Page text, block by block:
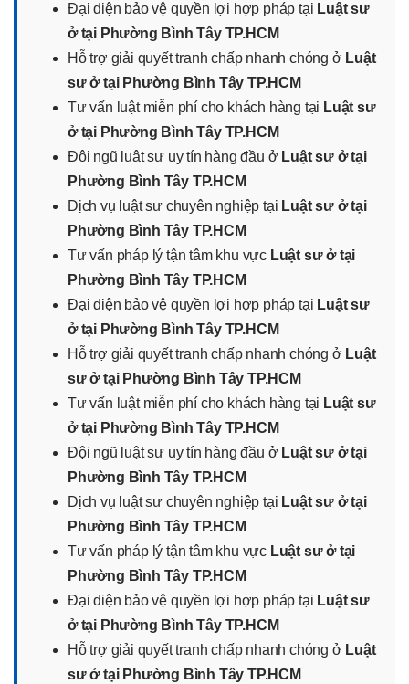
Đại diện bảo vệ quyền lợi hợp pháp tại Luật sư
ở tại Phường Bình Tây TP.HCM
Hỗ trợ giải quyết tranh chấp nhanh chóng ở Luật
sư ở tại Phường Bình Tây TP.HCM
Tư vấn luật miễn phí cho khách hàng tại Luật sư
ở tại Phường Bình Tây TP.HCM
Đội ngũ luật sư uy tín hàng đầu ở Luật sư ở tại
Phường Bình Tây TP.HCM
Dịch vụ luật sư chuyên nghiệp tại Luật sư ở tại
Phường Bình Tây TP.HCM
Tư vấn pháp lý tận tâm khu vực Luật sư ở tại
Phường Bình Tây TP.HCM
Đại diện bảo vệ quyền lợi hợp pháp tại Luật sư
ở tại Phường Bình Tây TP.HCM
Hỗ trợ giải quyết tranh chấp nhanh chóng ở Luật
sư ở tại Phường Bình Tây TP.HCM
Tư vấn luật miễn phí cho khách hàng tại Luật sư
ở tại Phường Bình Tây TP.HCM
Đội ngũ luật sư uy tín hàng đầu ở Luật sư ở tại
Phường Bình Tây TP.HCM
Dịch vụ luật sư chuyên nghiệp tại Luật sư ở tại
Phường Bình Tây TP.HCM
Tư vấn pháp lý tận tâm khu vực Luật sư ở tại
Phường Bình Tây TP.HCM
Đại diện bảo vệ quyền lợi hợp pháp tại Luật sư
ở tại Phường Bình Tây TP.HCM
Hỗ trợ giải quyết tranh chấp nhanh chóng ở Luật
sư ở tại Phường Bình Tây TP.HCM